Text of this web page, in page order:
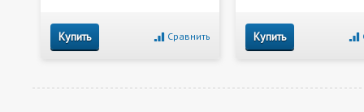
Купить Сравнить Купить